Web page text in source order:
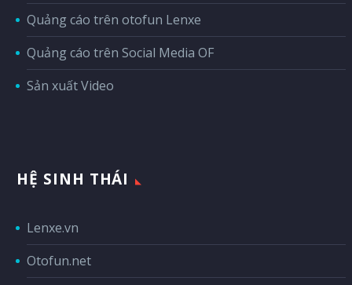
Quảng cáo trên otofun Lenxe
Quảng cáo trên Social Media OF
Sản xuất Video
HỆ SINH THÁI
Lenxe.vn
Otofun.net